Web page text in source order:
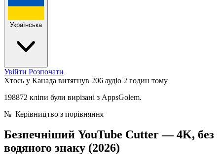
Українська
Увійти Розпочати
Хтось у Канада витягнув 206 аудіо 2 годин тому
198872 кліпи були вирізані з AppsGolem.
№ Керівництво з порівняння
Безпечніший YouTube Cutter —4K, без
водяного знаку (2026)